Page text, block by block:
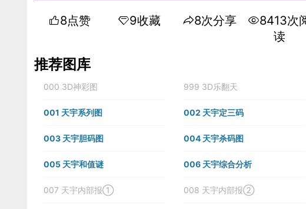
8点赞 9收藏 8次分享
8413次
读
推荐图库
000 3D神彩图 999 3D乐翻天
001 天宇系列图 002 天宇定三码
003 天宇胆码图 004 天宇杀码图
005 天宇和值谜 006 天宇综合分析
007 天宇内部报① 008 天宇内部报②